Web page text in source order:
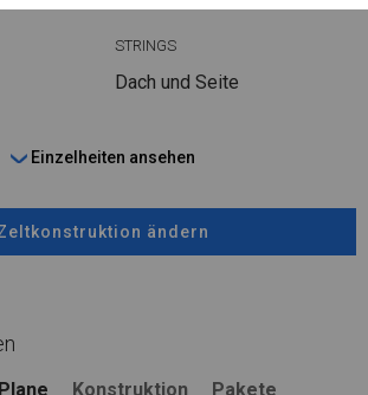
STRINGS
Dach und Seite
Einzelheiten ansehen
ändern
Plane Konstruktion Pakete